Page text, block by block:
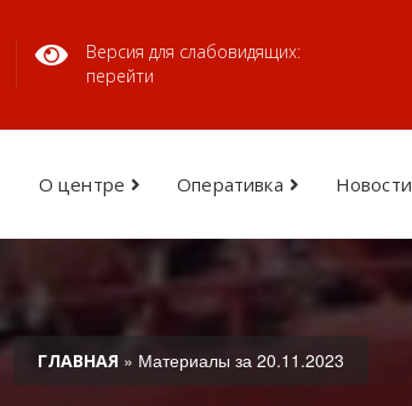
Версия для слабовидящих:
перейти
О центре Оперативка Новости
ГЛАВНАЯ » Материалы за 20.11.2023